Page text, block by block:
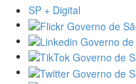
SP + Digital